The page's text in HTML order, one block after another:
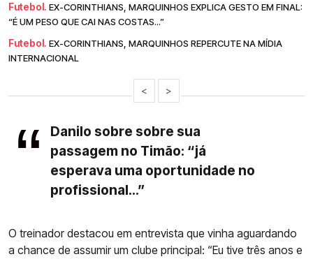
Futebol. EX-CORINTHIANS, MARQUINHOS EXPLICA GESTO EM FINAL:
“É UM PESO QUE CAI NAS COSTAS...”
Futebol. EX-CORINTHIANS, MARQUINHOS REPERCUTE NA MÍDIA
INTERNACIONAL
< >
Danilo sobre sobre sua
passagem no Timão: “já
esperava uma oportunidade no
profissional...”
O treinador destacou em entrevista que vinha aguardando
a chance de assumir um clube principal: “Eu tive três anos e